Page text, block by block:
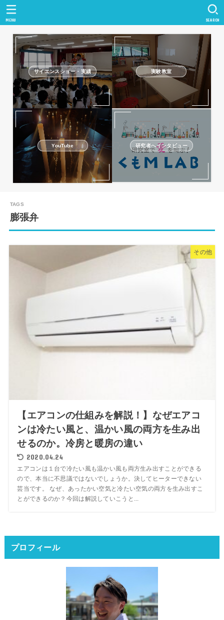
SEARCH
MENU
サイエンスショー・実績 実験教室
YouTube 研究者へインタビュー
膨張弁
その他
【エアコンの仕組みを解説！】なぜエアコ
ンは冷たい風と、温かい風の両方を生み出
せるのか。冷房と暖房の違い
2020.04.24
エアコンは１台で冷たい風も温かい風も両方生み出すことができる
ので、本当に不思議ではないでしょうか。決してヒーターできない
芸当です。 なぜ、あったかい空気と冷たい空気の両方を生み出すこ
とができるのか？今回は解説していこうと...
プロフィール